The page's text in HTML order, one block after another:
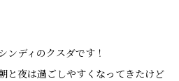
ンディのクスダです！
と夜は過ごしやすくなってきたけど